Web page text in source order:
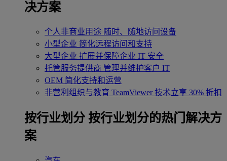
决方案
个人非商业用途 随时、随地访问设备
小型企业 简化远程访问和支持
大型企业 扩展并保障企业 IT 安全
托管服务提供商 管理并维护客户 IT
OEM 简化支持和运营
非营利组织与教育 TeamViewer 技术立享 30% 折扣
‌按行业划分 按行业划分的热门解决方
案